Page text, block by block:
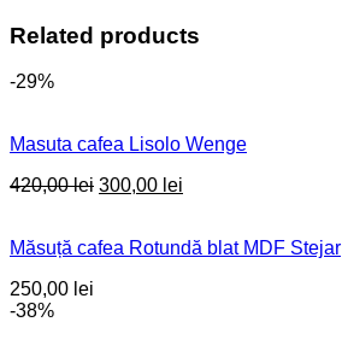
Related products
-29%
Masuta cafea Lisolo Wenge
420,00lei Original
420,00 lei.
300,00 lei
300,00 lei.
Măsuță cafea Rotundă blat MDF Stejar
250,00 lei
-38%